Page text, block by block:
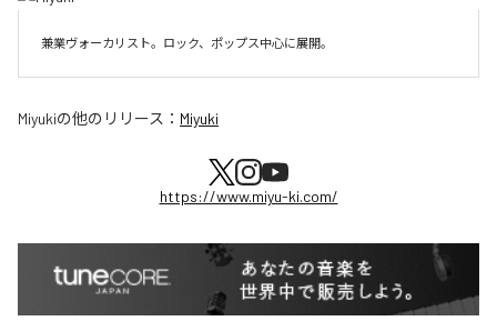
兼業ヴォーカリスト。ロック、ポップス中心に展開。
Miyukiの他のリリース： Miyuki
https://www.miyu-ki.com/